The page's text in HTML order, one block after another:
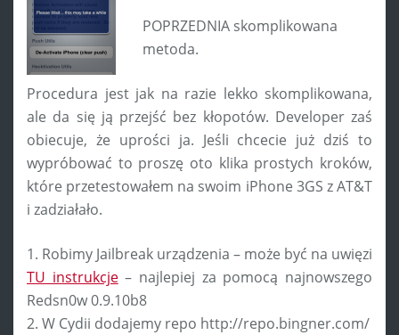
POPRZEDNIA skomplikowana
metoda.
Procedura jest jak na razie lekko skomplikowana,
ale da się ją przejść bez kłopotów. Developer zaś
obiecuje, że uprości ja. Jeśli chcecie już dziś to
wypróbować to proszę oto klika prostych kroków,
które przetestowałem na swoim iPhone 3GS z AT&T
i zadziałało.
1. Robimy Jailbreak urządzenia – może być na uwięzi
TU instrukcje– najlepiej za pomocą najnowszego
Redsn0w 0.9.10b8
2. W Cydii dodajemy repo http://repo.bingner.com/